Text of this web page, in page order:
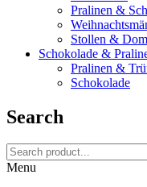
Pralinen &
Stollen &
Schokolade &
Pralinen &
Schokolade
Search
Menu